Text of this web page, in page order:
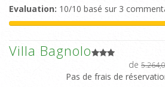
Evaluation: 10/10 basé sur 3
Villa Bagnolo
de
Pas de frais de